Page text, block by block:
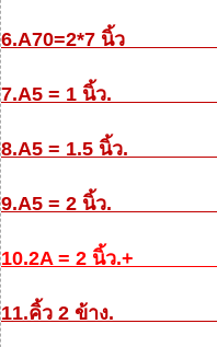
6.A70=2*7 นิ้
7.A5 = 1 นิ้
8.A5 = 1.5 นิ้
9.A5 = 2 นิ้ว
10.2A = 2 นิ้ว
11.คิ้ว 2 ข้า